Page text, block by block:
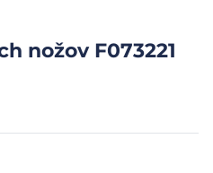
nožov F073221